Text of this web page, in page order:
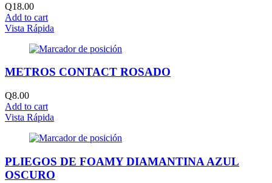
Q18.00
Add to cart
Vista Rápida
METROS CONTACT ROSADO
Q8.00
Add to cart
Vista Rápida
PLIEGOS DE FOAMY DIAMANTINA AZUL
OSCURO